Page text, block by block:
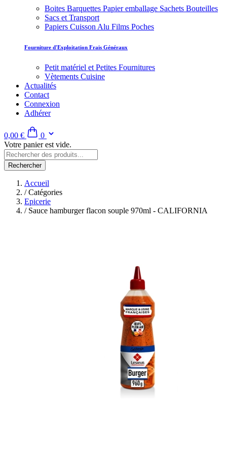
Boites Barquettes Papier emballage Sachets Bouteilles
Sacs et Transport
Papiers Cuisson Alu Films Poches
Fourniture d'Exploitation Frais Généraux
Petit matériel et Petites Fournitures
Vètements Cuisine
Actualités
Contact
Connexion
Adhérer
0,00 €
0
Votre panier est vide.
Rechercher
Accueil
/Catégories
Epicerie
/Sauce hamburger flacon souple 970ml - CALIFORNIA